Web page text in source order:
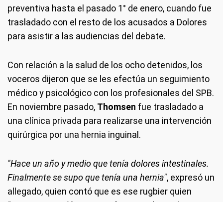
preventiva hasta el pasado 1° de enero, cuando fue
trasladado con el resto de los acusados a Dolores
para asistir a las audiencias del debate.
Con relación a la salud de los ocho detenidos, los
voceros dijeron que se les efectúa un seguimiento
médico y psicológico con los profesionales del SPB.
En noviembre pasado, Thomsen fue trasladado a
una clínica privada para realizarse una intervención
quirúrgica por una hernia inguinal.
"Hace un año y medio que tenía dolores intestinales.
Finalmente se supo que tenía una hernia", expresó un
allegado, quien contó que es ese rugbier quien